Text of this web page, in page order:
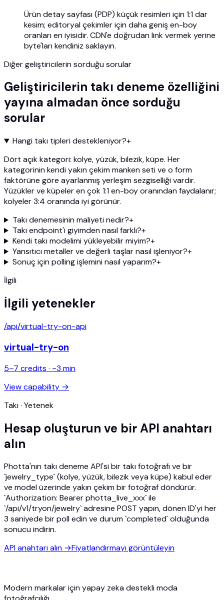
Ürün detay sayfası (PDP) küçük resimleri için 1:1 dar
kesim; editoryal çekimler için daha geniş en-boy
oranları en iyisidir. CDN'e doğrudan link vermek yerine
byte'ları kendiniz saklayın.
Diğer geliştiricilerin sorduğu sorular
Geliştiricilerin takı deneme özelliğini
yayına almadan önce sorduğu
sorular
Hangi takı tipleri destekleniyor?+
Dört açık kategori: kolye, yüzük, bilezik, küpe. Her
kategorinin kendi yakın çekim manken seti ve o form
faktörüne göre ayarlanmış yerleşim sezgiselliği vardır.
Yüzükler ve küpeler en çok 1:1 en-boy oranından faydalanır;
kolyeler 3:4 oranında iyi görünür.
Takı denemesinin maliyeti nedir?+
Takı endpoint'i giyimden nasıl farklı?+
Kendi takı modelimi yükleyebilir miyim?+
Yansıtıcı metaller ve değerli taşlar nasıl işleniyor?+
Sonuç için polling işlemini nasıl yaparım?+
İlgili
İlgili yetenekler
/api/virtual-try-on-api
virtual-try-on
5–7 credits · ~3 min
View capability →
Takı · Yetenek
Hesap oluşturun ve bir API anahtarı
alın
Photta'nın takı deneme API'si bir takı fotoğrafı ve bir
`jewelry_type` (kolye, yüzük, bilezik veya küpe) kabul eder
ve model üzerinde yakın çekim bir fotoğraf döndürür.
`Authorization: Bearer photta_live_xxx` ile
`/api/v1/tryon/jewelry` adresine POST yapın, dönen ID'yi her
3 saniyede bir poll edin ve durum `completed` olduğunda
sonucu indirin.
API anahtarı alın →Fiyatlandırmayı görüntüleyin
Modern markalar için yapay zeka destekli moda